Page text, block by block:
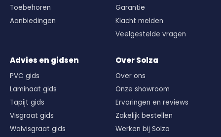
Toebehoren
Aanbiedingen
Garantie
Klacht melden
Veelgestelde vragen
Advies en gidsen
PVC gids
Laminaat gids
Tapijt gids
Visgraat gids
Walvisgraat gids
Over Solza
Over ons
Onze showroom
Ervaringen en reviews
Zakelijk bestellen
Werken bij Solza